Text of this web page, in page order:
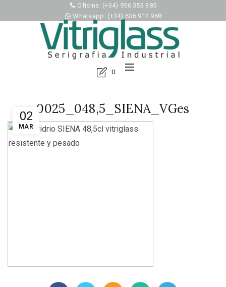
Oficina: (+34) 956 353 385
Whatsapp: (+34) 636 912 968
0
02
MAR
0025_048,5_SIENA_VGes